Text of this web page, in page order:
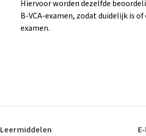
Hiervoor worden dezelfde
B-VCA-examen, zodat duidelijk is
examen.
Leermiddelen